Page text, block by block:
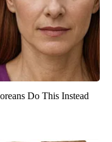
Do This Instead